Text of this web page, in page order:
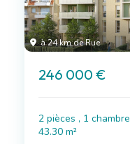
à 24 km de Rue
246 000 €
2 pièces , 1 chambre
43.30 m²